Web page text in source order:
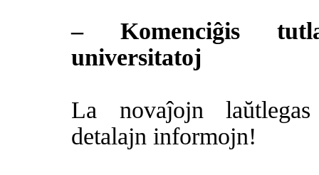
– Komenciĝis
universitatoj
La novaĵojn
detalajn informojn!